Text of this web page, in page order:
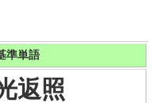
準単語
返照